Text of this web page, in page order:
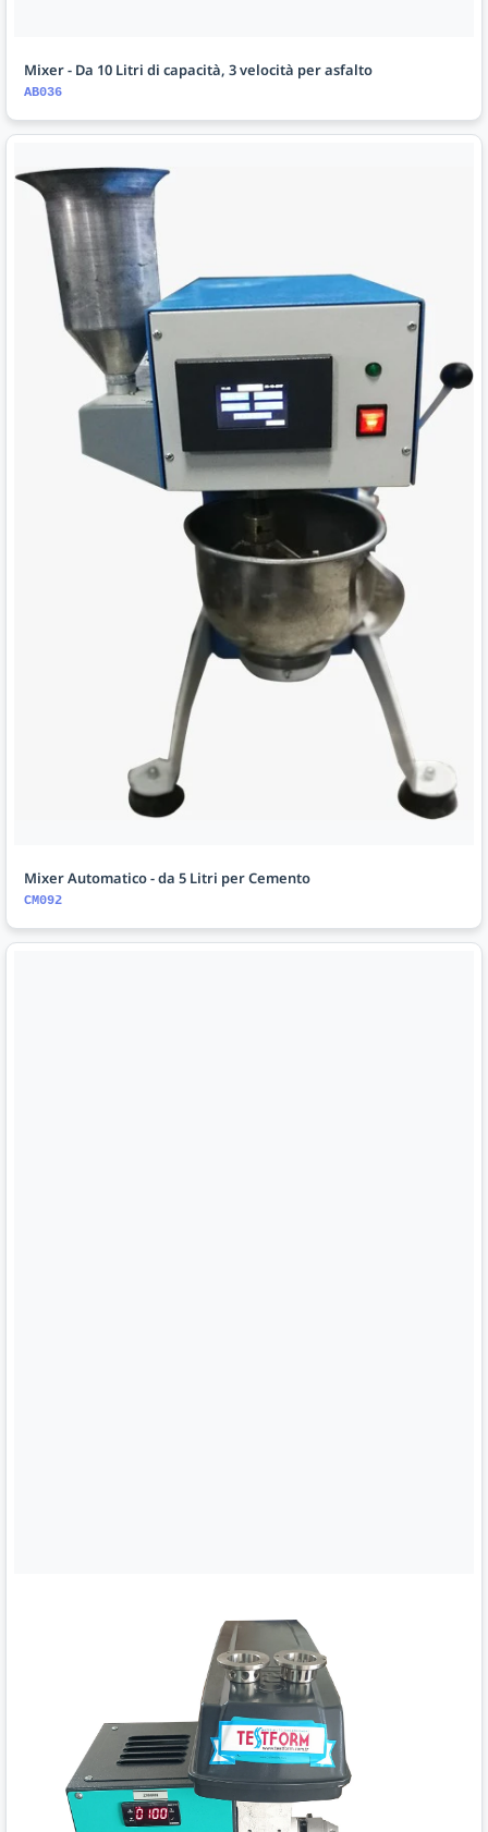
Mixer - Da 10 Litri di capacità, 3 velocità per asfalto
AB036
Mixer Automatico - da 5 Litri per Cemento
CM092